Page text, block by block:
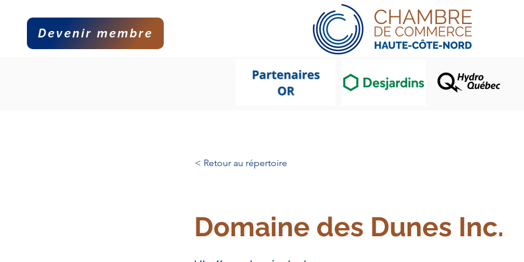
Devenir membre
< Retour au répertoire
Domaine des Dunes Inc.